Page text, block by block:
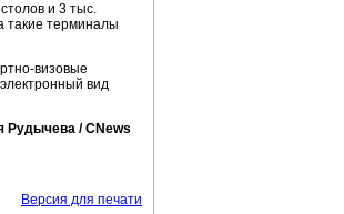
и 3 тыс.
такие терминалы
визовые
вид
Рудычева / CNews
Версия для печати